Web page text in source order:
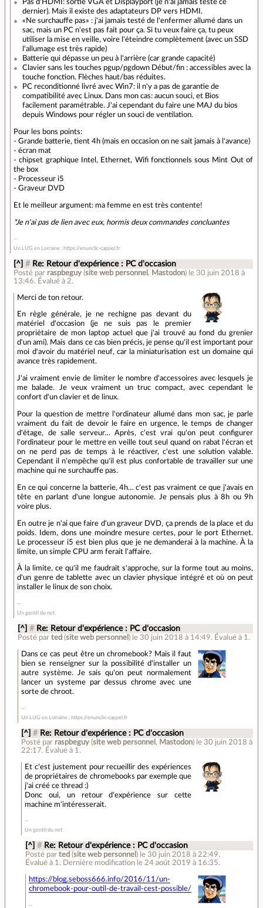
Pas d'HDMI: sortie VGA et Displayport (je n'ai jamais testé ce
dernier). Mais il existe des adaptateurs DP vers HDMI.
«Ne surchauffe pas» : j'ai jamais testé de l'enfermer allumé dans un
sac, mais un PC n'est pas fait pour ça. Si tu veux faire ça, tu peux
utiliser la mise en veille, voire l'éteindre complètement (avec un SSD
l'allumage est très rapide)
Batterie qui dépasse un peu à l'arrière (car grande capacité)
Clavier sans les touches pgup/pgdown Début/fin : accessibles avec la
touche fonction. Flèches haut/bas réduites.
PC reconditionné livré avec Win7: il n'y a pas de garantie de
compatibilité avec Linux. Dans mon cas: aucun souci, et Bios
facilement paramétrable. J'ai cependant du faire une MAJ du bios
depuis Windows pour régler un souci de ventilation.
Pour les bons points:
- Grande batterie, tient 4h (mais en occasion on ne sait jamais à l'avance)
- écran mat
- chipset graphique Intel, Ethernet, Wifi fonctionnels sous Mint Out of
the box
- Processeur i5
- Graveur DVD
Et le meilleur argument: ma femme en est très contente!
*Je n'ai pas de lien avec eux, hormis deux commandes concluantes
Un LUG en Lorraine : https://enunclic-cappel.fr
[^] # Re: Retour d'expérience : PC d'occasion
Posté par raspbeguy (site web personnel , Mastodon) le 30 juin 2018 à
13:46. Évalué à 2.
Merci de ton retour.
En règle générale, je ne rechigne pas devant du
matériel d'occasion (je ne suis pas le premier
propriétaire de mon laptop actuel que j'ai trouvé au fond du grenier
d'un ami). Mais dans ce cas bien précis, je pense qu'il est important pour
moi d'avoir du matériel neuf, car la miniaturisation est un domaine qui
avance très rapidement.
J'ai vraiment envie de limiter le nombre d'accessoires avec lesquels je
me balade. Je veux vraiment un truc compact, avec cependant le
confort d'un clavier et de linux.
Pour la question de mettre l'ordinateur allumé dans mon sac, je parle
vraiment du fait de devoir le faire en urgence, le temps de changer
d'étage, de salle serveur… Après, c'est vrai qu'on peut configurer
l'ordinateur pour le mettre en veille tout seul quand on rabat l'écran et
on ne perd pas de temps à le réactiver, c'est une solution valable.
Cependant il n'empêche qu'il est plus confortable de travailler sur une
machine qui ne surchauffe pas.
En ce qui concerne la batterie, 4h… c'est pas vraiment ce que j'avais en
tête en parlant d'une longue autonomie. Je pensais plus à 8h ou 9h
voire plus.
En outre je n'ai que faire d'un graveur DVD, ça prends de la place et du
poids. Idem, dons une moindre mesure certes, pour le port Ethernet.
Le processeur i5 est bien plus que je ne demanderai à la machine. À la
limite, un simple CPU arm ferait l'affaire.
À la limite, ce qu'il me faudrait s'approche, sur la forme tout au moins,
d'un genre de tablette avec un clavier physique intégré et où on peut
installer le linux de son choix.
Un gentil du net
[^] # Re: Retour d'expérience : PC d'occasion
Posté par ted (site web personnel ) le 30 juin 2018 à 14:49. Évalué à 1 .
Dans ce cas peut être un chromebook? Mais il faut
bien se renseigner sur la possibilité d'installer un
autre système. Je sais qu'on peut normalement
lancer un systeme par dessus chrome avec une
sorte de chroot.
Un LUG en Lorraine : https://enunclic-cappel.fr
[^] # Re: Retour d'expérience : PC d'occasion
Posté par raspbeguy (site web personnel , Mastodon) le 30 juin 2018 à
22:17. Évalué à 1 .
Et c'est justement pour recueillir des expériences
de propriétaires de chromebooks par exemple que
j'ai créé ce thread :)
Donc oui, un retour d'expérience sur cette
machine m'intéresserait.
Un gentil du net
[^] # Re: Retour d'expérience : PC d'occasion
Posté par ted (site web personnel ) le 30 juin 2018 à 22:49.
Évalué à 1 . Dernière modification le 24 août 2019 à 16:35.
https://blog.seboss666.info/2016/11/un-
chromebook-pour-outil-de-travail-cest-possible/